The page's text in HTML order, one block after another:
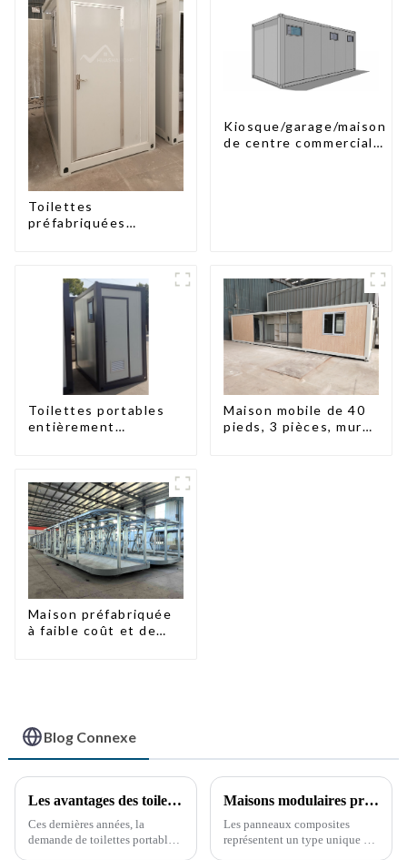
Toilettes
préfabriquées
Kiosque/garage/maison
de centre commercial
Toilettes portables
entièrement
Maison mobile de 40
pieds, 3 pièces, murs
Maison préfabriquée
à faible coût et de
Blog Connexe
Les avantages des toilettes portables : une nécessité croissante
Ces dernières années, la
demande de toilettes portables
Maisons modulaires préfabriquées de luxe à faible coût avec panneaux sandwich
Les panneaux composites
représentent un type unique de